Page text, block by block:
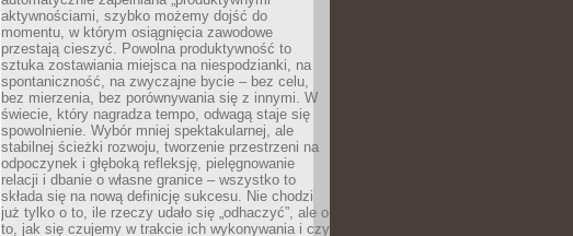
aktywnościami, szybko możemy dojść do
momentu, w którym osiągnięcia zawodowe
przestają cieszyć. Powolna produktywność to
sztuka zostawiania miejsca na niespodzianki, na
spontaniczność, na zwyczajne bycie – bez celu,
bez mierzenia, bez porównywania się z innymi. W
świecie, który nagradza tempo, odwagą staje się
spowolnienie. Wybór mniej spektakularnej, ale
stabilnej ścieżki rozwoju, tworzenie przestrzeni na
odpoczynek i głęboką refleksję, pielęgnowanie
relacji i dbanie o własne granice – wszystko to
składa się na nową definicję sukcesu. Nie chodzi
już tylko o to, ile rzeczy udało się „odhaczyć”, ale o
to, jak się czujemy w trakcie ich wykonywania i czy